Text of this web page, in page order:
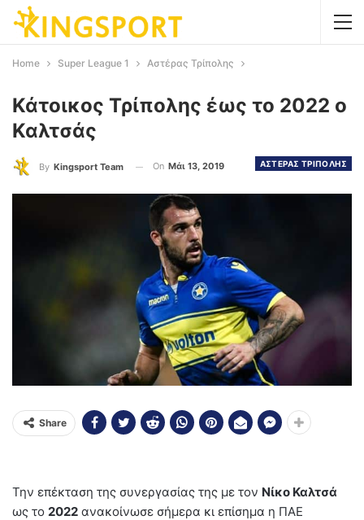
Home Super League 1 Αστέρας Τρίπολης
Κάτοικος Τρίπολης έως το 2022 ο
Καλτσάς
ΑΣΤΕΡΑΣ ΤΡΙΠΟΛΗΣ
By Kingsport Team On Μάι 13, 2019
Share
Την επέκταση της συνεργασίας της με τον Νίκο Καλτσά
ως το 2022 ανακοίνωσε σήμερα κι επίσημα η ΠΑΕ